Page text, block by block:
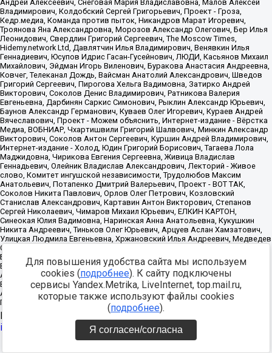
Источник:
https://minjust.gov.ru/uploaded/files/reestr-
inostrannyih-agentov-22-03-2024.pdfданные на
Разработка -
Для повышения удобства сайта мы используем
cookies (подробнее). К сайту подключены
сервисы Yandex.Metrika, LiveInternet, top.mail.ru,
которые также используют файлы cookies
(подробнее).
Я согласен/согласна